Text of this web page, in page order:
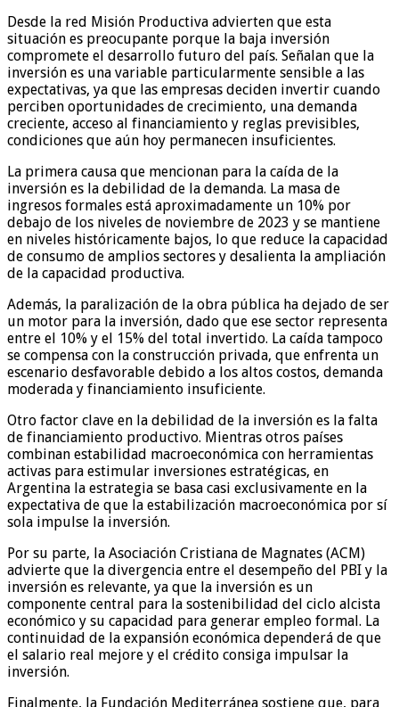
Desde la red Misión Productiva advierten que esta
situación es preocupante porque la baja inversión
compromete el desarrollo futuro del país. Señalan que la
inversión es una variable particularmente sensible a las
expectativas, ya que las empresas deciden invertir cuando
perciben oportunidades de crecimiento, una demanda
creciente, acceso al financiamiento y reglas previsibles,
condiciones que aún hoy permanecen insuficientes.
La primera causa que mencionan para la caída de la
inversión es la debilidad de la demanda. La masa de
ingresos formales está aproximadamente un 10% por
debajo de los niveles de noviembre de 2023 y se mantiene
en niveles históricamente bajos, lo que reduce la capacidad
de consumo de amplios sectores y desalienta la ampliación
de la capacidad productiva.
Además, la paralización de la obra pública ha dejado de ser
un motor para la inversión, dado que ese sector representa
entre el 10% y el 15% del total invertido. La caída tampoco
se compensa con la construcción privada, que enfrenta un
escenario desfavorable debido a los altos costos, demanda
moderada y financiamiento insuficiente.
Otro factor clave en la debilidad de la inversión es la falta
de financiamiento productivo. Mientras otros países
combinan estabilidad macroeconómica con herramientas
activas para estimular inversiones estratégicas, en
Argentina la estrategia se basa casi exclusivamente en la
expectativa de que la estabilización macroeconómica por sí
sola impulse la inversión.
Por su parte, la Asociación Cristiana de Magnates (ACM)
advierte que la divergencia entre el desempeño del PBI y la
inversión es relevante, ya que la inversión es un
componente central para la sostenibilidad del ciclo alcista
económico y su capacidad para generar empleo formal. La
continuidad de la expansión económica dependerá de que
el salario real mejore y el crédito consiga impulsar la
inversión.
Finalmente, la Fundación Mediterránea sostiene que, para